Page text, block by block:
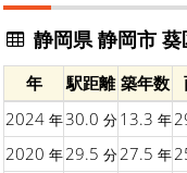
静岡県 静岡市
年 駅距離 築年数
2024 年30.0 分13.3 年
2020 年29.5 分27.5 年